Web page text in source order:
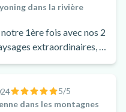
dans la rivière
1ère fois avec nos 2
extraordinaires, la
5/5
dans les montagnes